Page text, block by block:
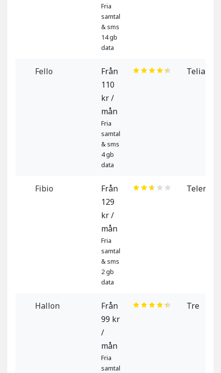
Fria
samtal
& sms
14 gb
data
Fello
Från
110
kr /
mån
Fria
samtal
& sms
4 gb
data
Telia
Fibio
Från
129
kr /
mån
Fria
samtal
& sms
2 gb
data
Telenor
Hallon
Från
99 kr
/
mån
Fria
samtal
Tre